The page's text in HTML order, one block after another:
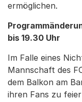
ermöglichen.
bis 19.30 Uhr
Im Falle eines
Mannschaft des
dem Balkon am
ihren Fans zu